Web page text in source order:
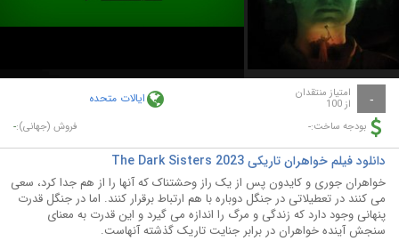
Video
- امتیاز منتقدان
از 100 ایالات متحده
بودجه ساخت:- فروش (جهانی):-
دانلود فیلم خواهران تاریکی The Dark Sisters 2023
خواهران جوری و کایدون پس از یک راز وحشتناک که آنها را از هم جدا کرد، سعی
می کنند در تعطیلاتی در جنگل دوباره با هم ارتباط برقرار کنند. اما در جنگل قدرت
پنهانی وجود دارد که زندگی و مرگ را اندازه می گیرد و این قدرت به معنای
سنجش آینده خواهران در برابر جنایت تاریک گذشته آنهاست.